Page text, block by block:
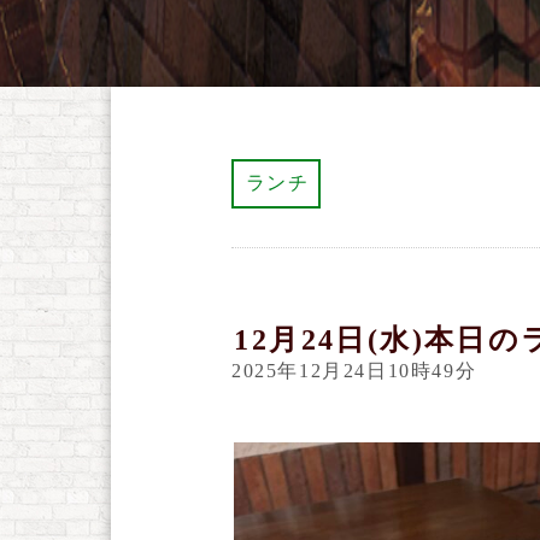
ランチ
12月24日(水)本日の
2025年12月24日10時49分